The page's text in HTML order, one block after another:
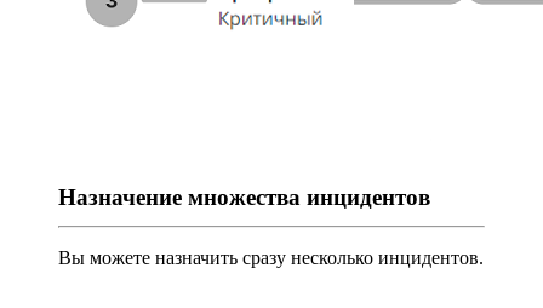
Назначение множества инцидентов
Вы можете назначить сразу несколько инцидентов.